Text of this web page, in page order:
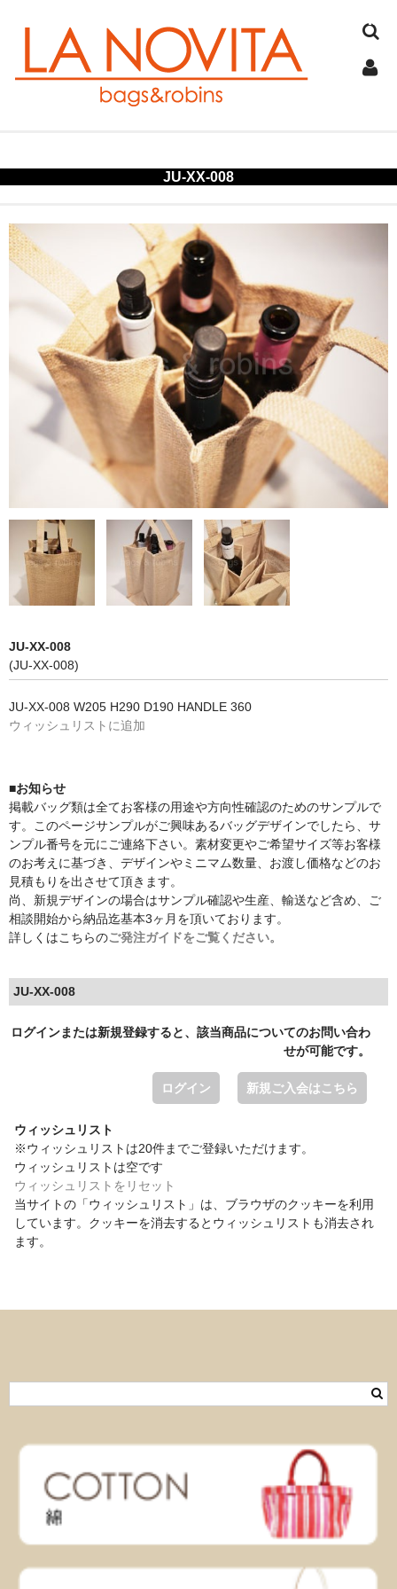
JUTE
FELT
SPANGLE
ALUMINUM
COLD STORAGE BAG
NON WOVBON
CHARM
FELT NOTE
CONTACT
GUIDE
JU-XX-008
JU-XX-008
(JU-XX-008)
JU-XX-008 W205 H290 D190 HANDLE 360
ウィッシュリストに追加
■お知らせ
掲載バッグ類は全てお客様の用途や方向性確認のためのサンプルで
す。このページサンプルがご興味あるバッグデザインでしたら、サ
ンプル番号を元にご連絡下さい。素材変更やご希望サイズ等お客様
のお考えに基づき、デザインやミニマム数量、お渡し価格などのお
見積もりを出させて頂きます。
尚、新規デザインの場合はサンプル確認や生産、輸送など含め、ご
相談開始から納品迄基本3ヶ月を頂いております。
詳しくはこちらのご発注ガイドをご覧ください。
JU-XX-008
ログインまたは新規登録すると、該当商品についてのお問い合わ
せが可能です。
ログイン 新規ご入会はこちら
ウィッシュリスト
※ウィッシュリストは20件までご登録いただけます。
ウィッシュリストは空です
ウィッシュリストをリセット
当サイトの「ウィッシュリスト」は、ブラウザのクッキーを利用
しています。クッキーを消去するとウィッシュリストも消去され
ます。